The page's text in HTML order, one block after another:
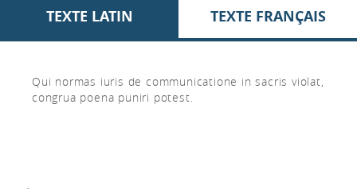
TEXTE LATIN TEXTE FRANÇAIS
Qui normas iuris de communicatione in sacris violat,
congrua poena puniri potest.